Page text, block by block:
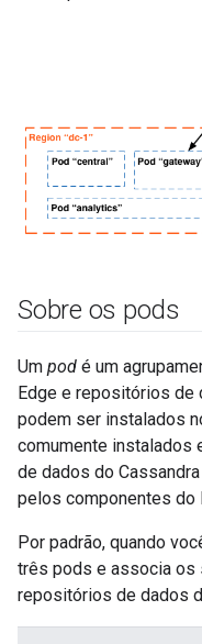
Sobre os pods
Um pod é um
Edge e repositórios de
podem ser instalados
comumente instalados
de dados do
pelos componentes do
Por padrão, quando
três pods e associa os
repositórios de dados